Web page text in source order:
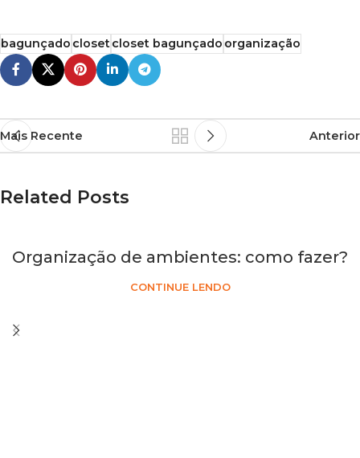
bagunçadoclosetcloset bagunçadoorganização
Mais Recente Anterior
Related Posts
Organização de ambientes: como fazer?
CONTINUE LENDO